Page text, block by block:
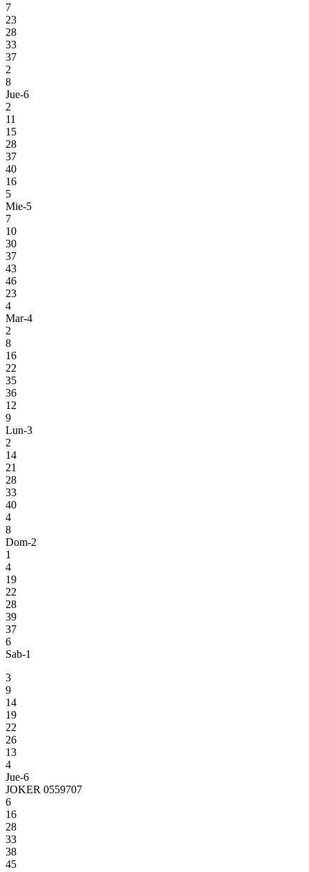
7
23
28
33
37
2
8
Jue-6
2
11
15
28
37
40
16
5
Mie-5
7
10
30
37
43
46
23
4
Mar-4
2
8
16
22
35
36
12
9
Lun-3
2
14
21
28
33
40
4
8
Dom-2
1
4
19
22
28
39
37
6
Sab-1
3
9
14
19
22
26
13
4
Jue-6
JOKER 0559707
6
16
28
33
38
45